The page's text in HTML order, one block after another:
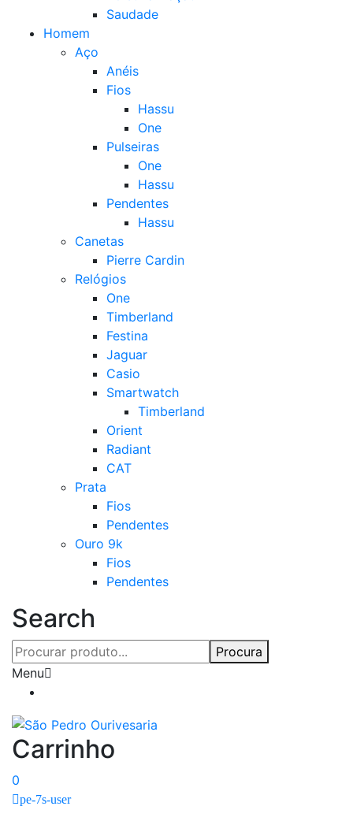
Saudade
Homem
Aço
Anéis
Fios
Hassu
One
Pulseiras
One
Hassu
Pendentes
Hassu
Canetas
Pierre Cardin
Relógios
One
Timberland
Festina
Jaguar
Casio
Smartwatch
Timberland
Orient
Radiant
CAT
Prata
Fios
Pendentes
Ouro 9k
Fios
Pendentes
Search
Procura
Menu
Carrinho
0
pe-7s-user